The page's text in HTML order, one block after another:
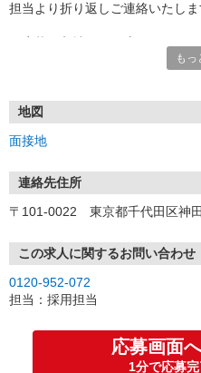
担当より折り返しご連絡いたしま
*来社面接またはオンライン面
（応募情報不足の場合は、履歴
▼内定（面接後、最短翌営業日）
*当社より内定通知をお送りし
*内定にご承諾いただけました
*当社の正社員としてご入社いた
*辞令の授与、オリエンテーシ
▼配属先の決定（★）
*当社が配属先を決定します。
▼就業開始
*配属先にて、当社の派遣スタ
もっ
地図
面接地
連絡先住所
〒101-0022 東京都千代田区神
この求人に関するお問い合わせ
0120-952-072
担当：採用担当
応募画面
1分で応募